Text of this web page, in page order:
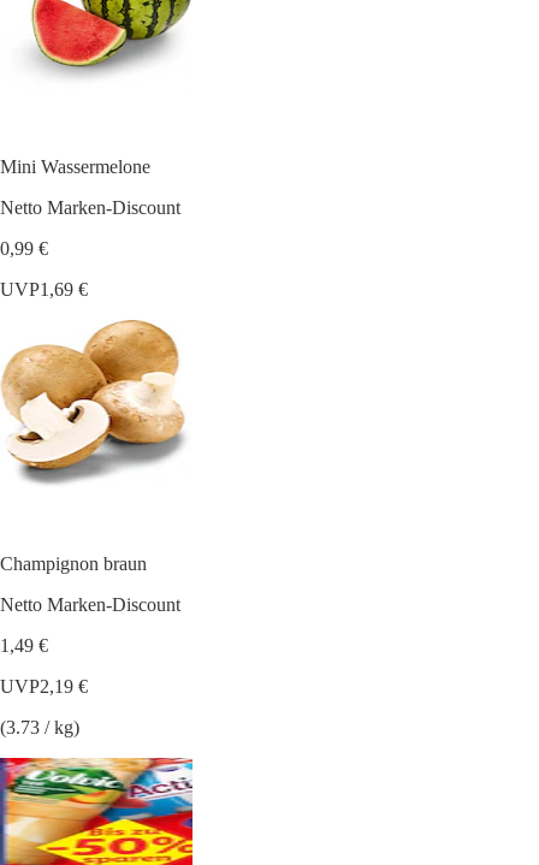
Mini Wassermelone
Netto Marken-Discount
0,99 €
UVP1,69 €
Champignon braun
Netto Marken-Discount
1,49 €
UVP2,19 €
(3.73 / kg)